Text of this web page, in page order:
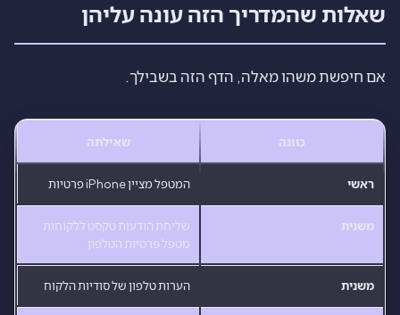
שאלות שהמדריך הזה עונה עליהן
אם חיפשת משהו מאלה, הדף הזה בשבילך.
כוונה שאילתה
ראשי המטפל מציין iPhone פרטיות
משנית
שליחת הודעות טקסט ללקוחות
מטפל פרטיות הטלפון
משנית הערות טלפון של סודיות הלקוח